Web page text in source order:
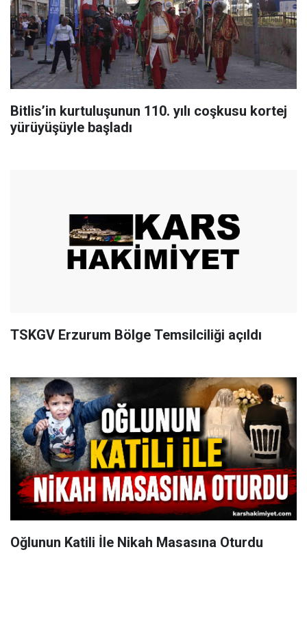
Bitlis’in kurtuluşunun 110. yılı coşkusu kortej
yürüyüşüyle başladı
TSKGV Erzurum Bölge Temsilciliği açıldı
Oğlunun Katili İle Nikah Masasına Oturdu